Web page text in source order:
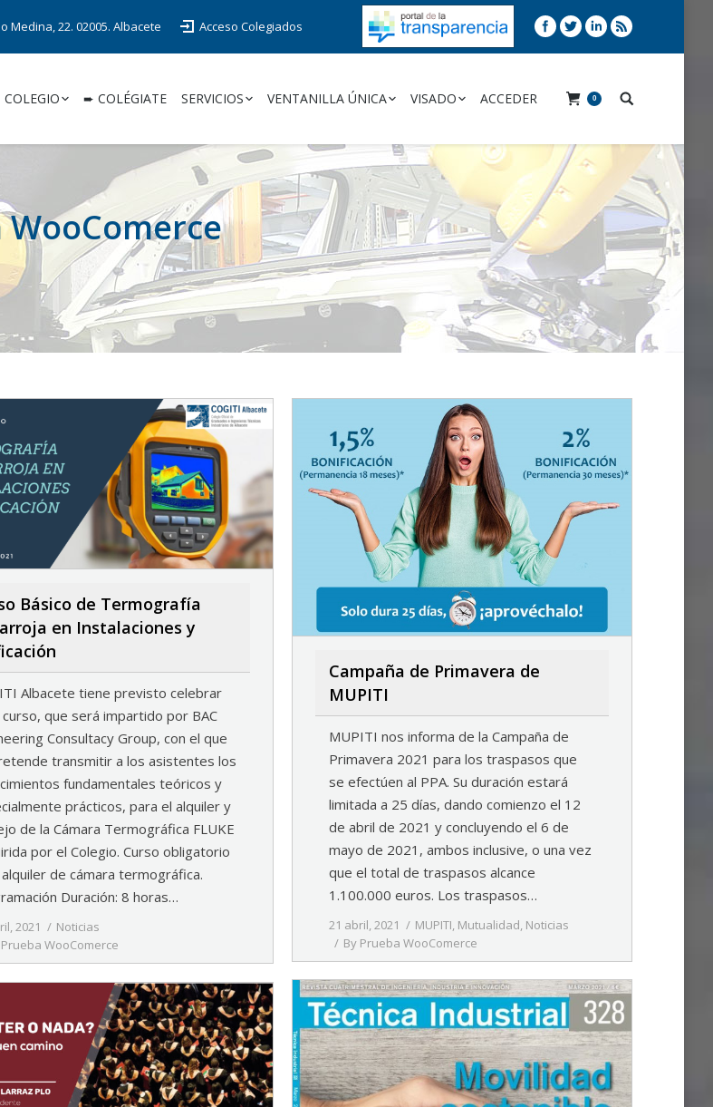
Medina, 22. 02005. Albacete Acceso Colegiados
COLEGIO ➨ COLÉGIATE SERVICIOS VENTANILLA ÚNICA VISADO ACCEDER 0
Básico de Termografía
en Instalaciones y
Albacete tiene previsto celebrar
que será impartido por BAC
Consultacy Group, con el que
transmitir a los asistentes los
fundamentales teóricos y
prácticos, para el alquiler y
de la Cámara Termográfica FLUKE
por el Colegio. Curso obligatorio
de cámara termográfica.
Duración: 8 horas…
2021
Noticias
Prueba WooComerce
Campaña de Primavera de
MUPITI
MUPITI nos informa de la Campaña de
Primavera 2021 para los traspasos que
se efectúen al PPA. Su duración estará
limitada a 25 días, dando comienzo el 12
de abril de 2021 y concluyendo el 6 de
mayo de 2021, ambos inclusive, o una vez
que el total de traspasos alcance
1.100.000 euros. Los traspasos…
21 abril, 2021 MUPITI, Mutualidad, Noticias
By Prueba WooComerce